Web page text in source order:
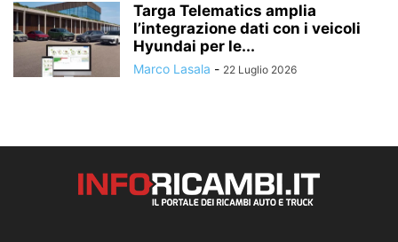
Targa Telematics amplia
l’integrazione dati con i veicoli
Hyundai per le...
Marco Lasala - 22 Luglio 2026